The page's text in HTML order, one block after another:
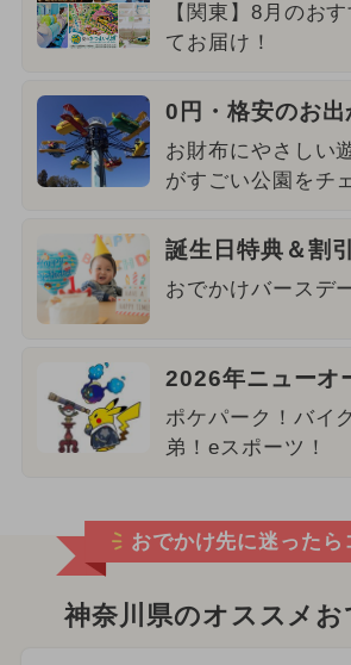
【関東】8月のお
てお届け！
0円・格安のお出
お財布にやさしい
がすごい公園をチ
誕生日特典＆割
おでかけバースデ
2026年ニューオ
ポケパーク！バイ
弟！eスポーツ！
おでかけ先に迷ったら
神奈川県のオススメお